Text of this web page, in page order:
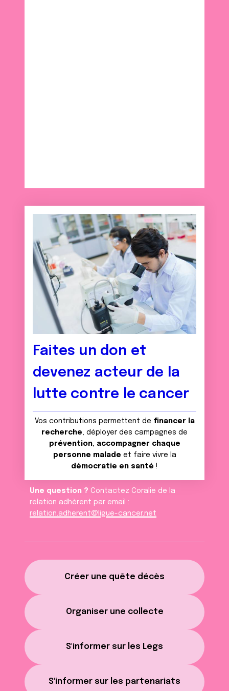
Créer une quête décès
Organiser une collecte
S'informer sur les Legs
S'informer sur les partenariats
Faites un don et
devenez acteur de la
lutte contre le cancer
Vos contributions permettent de financer la
recherche, déployer des campagnes de
prévention, accompagner chaque
personne malade et faire vivre la
démocratie en santé !
Une question ? Contactez Coralie de la
relation adhèrent par email :
relation.adherent@ligue-cancer.net